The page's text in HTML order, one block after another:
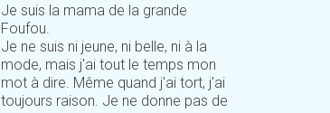
Je suis la mama de la grande
Foufou.
Je ne suis ni jeune, ni belle, ni à la
mode, mais j'ai tout le temps mon
mot à dire. Même quand j'ai tort, j'ai
toujours raison. Je ne donne pas de